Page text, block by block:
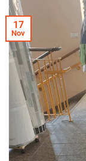
17
Nov